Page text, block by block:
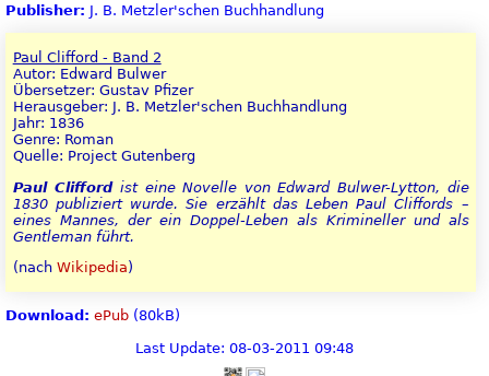
Publisher: J. B. Metzler'schen Buchhandlung
Paul Clifford - Band 2
Autor: Edward Bulwer
Übersetzer: Gustav Pfizer
Herausgeber: J. B. Metzler'schen Buchhandlung
Jahr: 1836
Genre: Roman
Quelle: Project Gutenberg
Paul Cliffordist eine Novelle von Edward Bulwer-Lytton, die
1830 publiziert wurde. Sie erzählt das Leben Paul Cliffords –
eines Mannes, der ein Doppel-Leben als Krimineller und als
Gentleman führt.
(nach Wikipedia)
Download: ePub (80kB)
Last Update: 08-03-2011 09:48